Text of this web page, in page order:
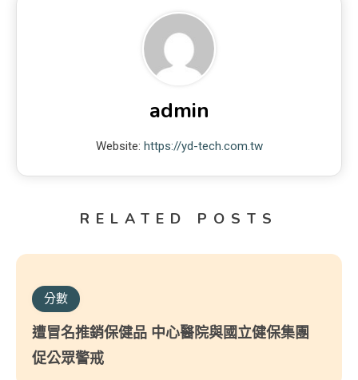
admin
Website: https://yd-tech.com.tw
RELATED POSTS
分數
遭冒名推銷保健品 中心醫院與國立健保集團
促公眾警戒